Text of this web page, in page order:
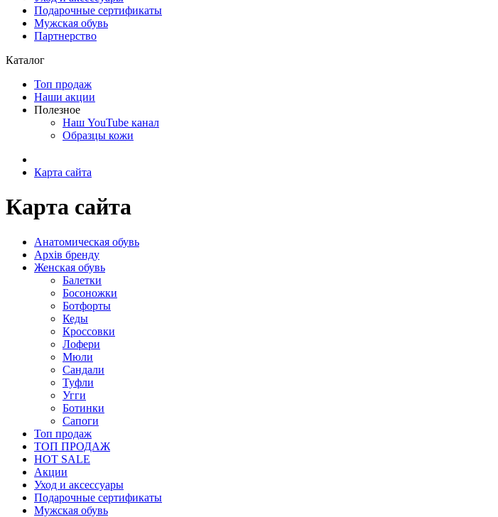
Подарочные сертификаты
Мужская обувь
Партнерство
Каталог
Топ продаж
Наши акции
Полезное
Наш YouTube канал
Образцы кожи
Карта сайта
Карта сайта
Анатомическая обувь
Архів бренду
Женская обувь
Балетки
Босоножки
Ботфорты
Кеды
Кроссовки
Лофери
Мюли
Сандали
Туфли
Угги
Ботинки
Сапоги
Топ продаж
ТОП ПРОДАЖ
HOT SALE
Акции
Уход и аксессуары
Подарочные сертификаты
Мужская обувь